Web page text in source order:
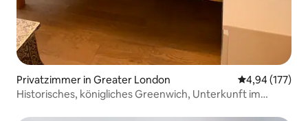
Privatzimmer in Greater London
4,94 (177)
Historisches, königliches Greenwich, Unterkunft im